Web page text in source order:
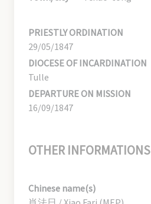
PRIESTLY ORDINATION
29/05/1847
DIOCESE OF INCARDINATION
Tulle
DEPARTURE ON MISSION
16/09/1847
OTHER INFORMATIONS
Chinese name(s)